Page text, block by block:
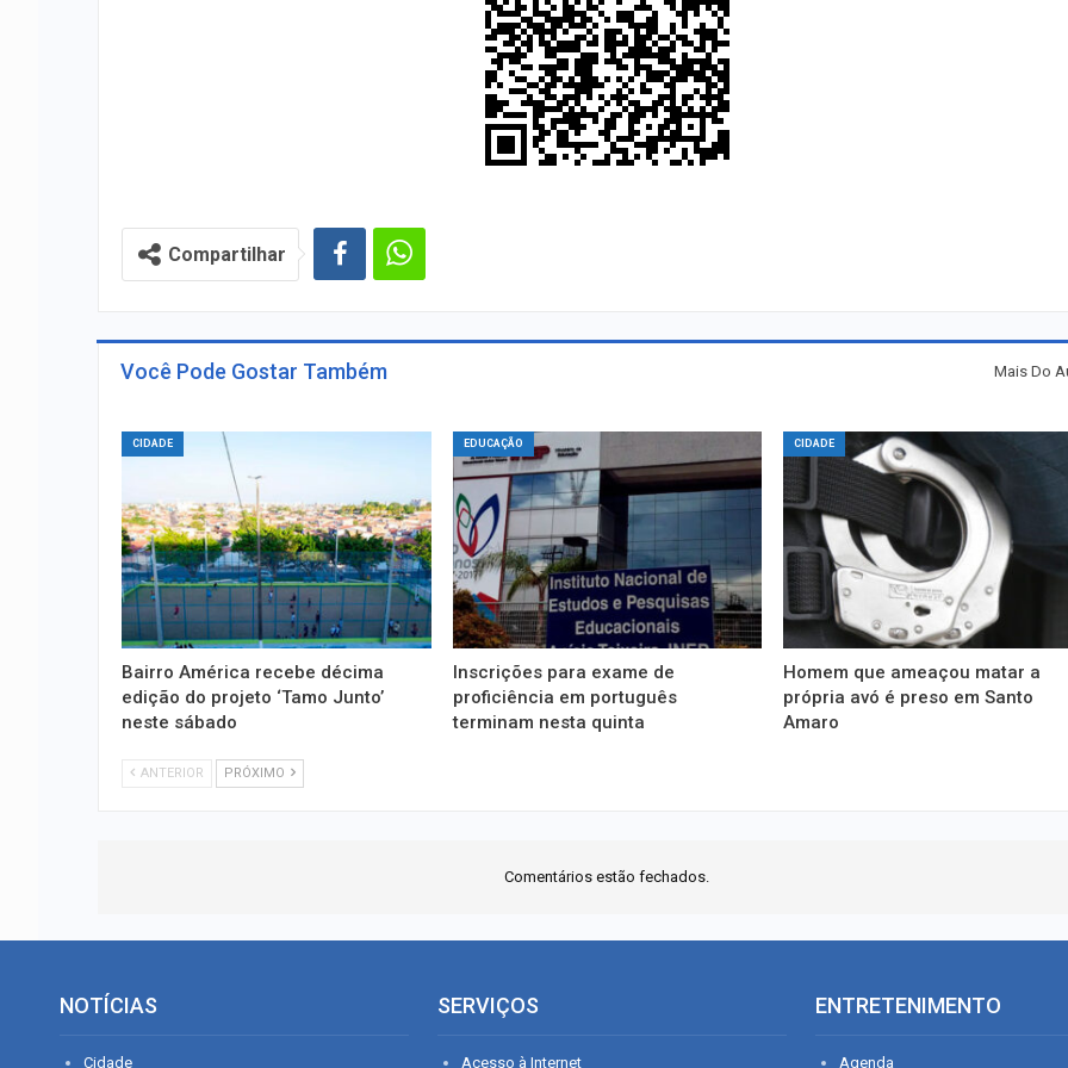
Compartilhar
Você Pode Gostar Também Mais Do
CIDADE
Bairro América recebe décima
edição do projeto ‘Tamo Junto’
neste sábado
EDUCAÇÃO
Inscrições para exame de
proficiência em português
terminam nesta quinta
CIDADE
Homem que ameaçou matar a
própria avó é preso em Santo
Amaro
ANTERIOR PRÓXIMO
Comentários estão fechados.
NOTÍCIAS
Cidade
SERVIÇOS
Acesso à Internet
ENTRETENIMENTO
Agenda